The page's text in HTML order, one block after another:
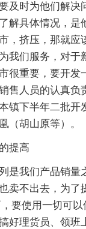
及时为他们解决
解具体情况，是
，挤压，那就应
我们服务，对于
很重要，要开发
售人员的认真负
镇下半年二批开
（胡山原等）。
提高
是我们产品销量
卖不出去，为了
要使用一切可
好理货员、领班